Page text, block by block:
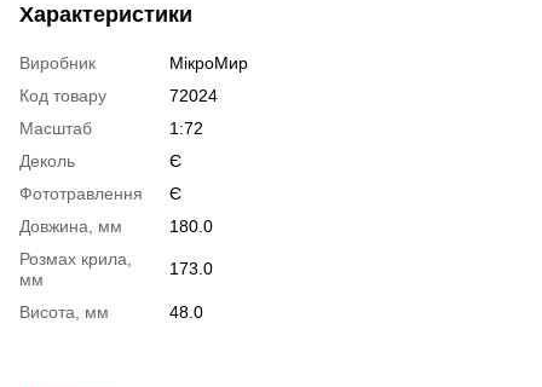
Характеристики
Виробник
МікроМир
Код товару
72024
Масштаб
1:72
Деколь
Є
Фототравлення
Є
Довжина, мм
180.0
Розмах крила,
мм
173.0
Висота, мм 48.0